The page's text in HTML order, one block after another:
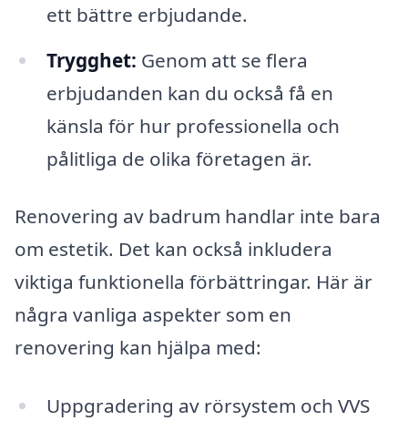
ett bättre erbjudande.
Trygghet: Genom att se flera
erbjudanden kan du också få en
känsla för hur professionella och
pålitliga de olika företagen är.
Renovering av badrum handlar inte bara
om estetik. Det kan också inkludera
viktiga funktionella förbättringar. Här är
några vanliga aspekter som en
renovering kan hjälpa med:
Uppgradering av rörsystem och VVS